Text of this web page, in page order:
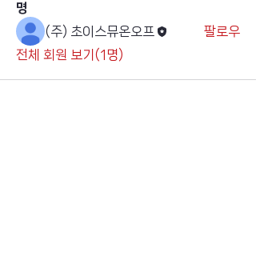
명
(주) 초이스뮤온오프
팔로우
전체 회원 보기(1명)